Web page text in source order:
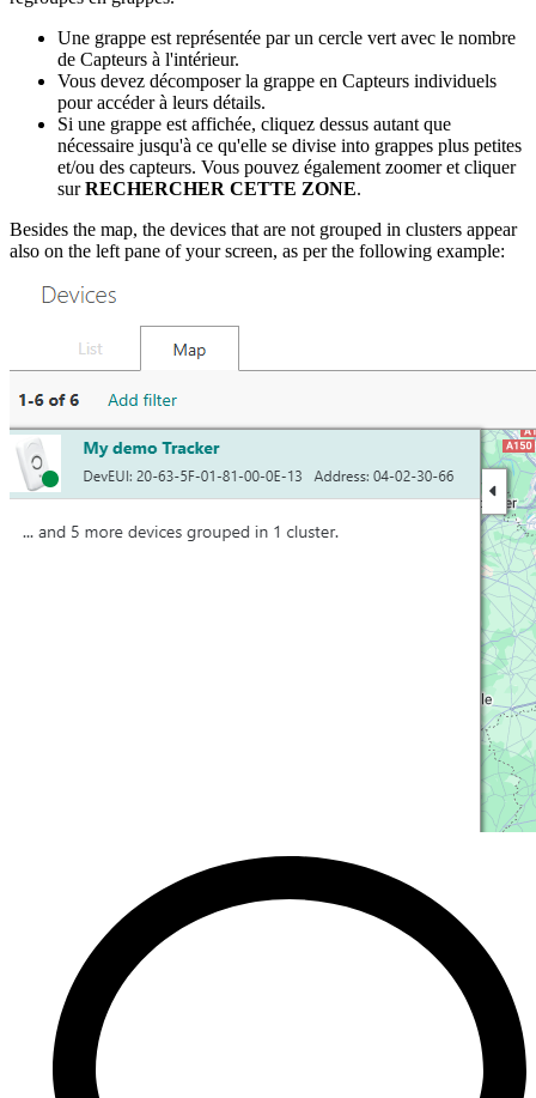
Une grappe est représentée par un cercle vert avec le nombre
de Capteurs à l'intérieur.
Vous devez décomposer la grappe en Capteurs individuels
pour accéder à leurs détails.
Si une grappe est affichée, cliquez dessus autant que
nécessaire jusqu'à ce qu'elle se divise into grappes plus petites
et/ou des capteurs. Vous pouvez également zoomer et cliquer
surRECHERCHER CETTE ZONE.
Besides the map, the devices that are not grouped in clusters appear
also on the left pane of your screen, as per the following example: